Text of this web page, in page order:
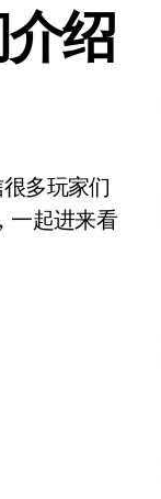
绍
一起进来看